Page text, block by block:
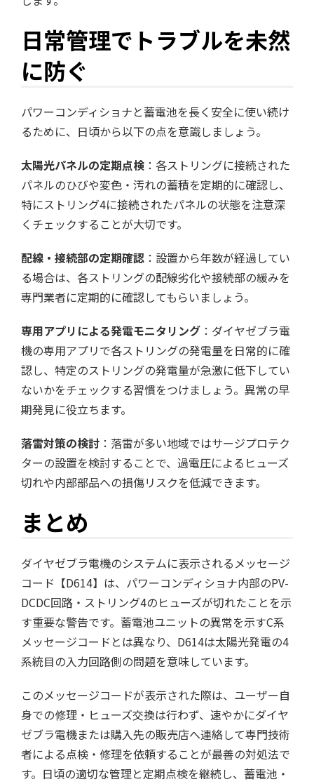
日常管理でトラブルを未然
に防ぐ
パワーコンディショナと蓄電池を長く安全に使い続け
るために、日頃から以下の点を意識しましょう。
太陽光パネルの定期点検 ：各ストリングに接続された
パネルのひびや変色・汚れの蓄積を定期的に確認し、
特にストリング4に接続されたパネルの状態を注意深
くチェックすることが大切です。
配線・接続部の定期確認 ：設置から年数が経過してい
る場合は、各ストリングの配線劣化や接続部の緩みを
専門業者に定期的に確認してもらいましょう。
専用アプリによる発電モニタリング ：ダイヤゼブラ電
機の専用アプリで各ストリングの発電量を日常的に確
認し、特定のストリングの発電量が急激に低下してい
ないかをチェックする習慣をつけましょう。異常の早
期発見に役立ちます。
落雷対策の検討 ：落雷が多い地域ではサージプロテク
ターの設置を検討することで、過電圧によるヒューズ
切れや内部部品への損傷リスクを低減できます。
まとめ
ダイヤゼブラ電機のシステムに表示されるメッセージ
コード【D614】は、パワーコンディショナ内部のPV-
DCDC回路・ストリング4のヒューズが切れたことを示
す重要な警告です。蓄電池ユニットの異常を示すC系
メッセージコードとは異なり、D614は太陽光発電の4
系統目の入力回路側の問題を意味しています。
このメッセージコードが表示された際は、ユーザー自
身での修理・ヒューズ交換は行わず、速やかにダイヤ
ゼブラ電機または購入先の販売店へ連絡して専門技術
者による点検・修理を依頼することが最善の対処法で
す。日頃の適切な管理と定期点検を継続し、蓄電池・